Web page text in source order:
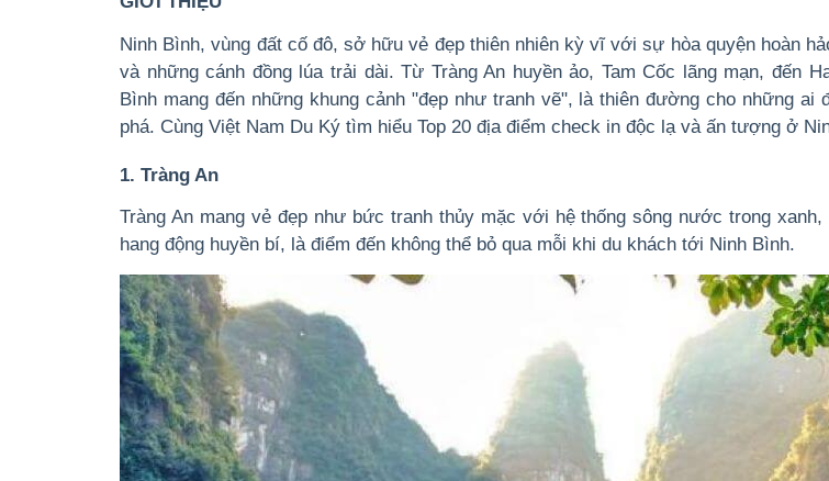
Ninh Bình, vùng đất cố đô, sở hữu vẻ đẹp thiên nhiên kỳ vĩ với sự hòa quyện hoàn
và những cánh đồng lúa trải dài. Từ Tràng An huyền ảo, Tam Cốc lãng mạn, đến
Bình mang đến những khung cảnh "đẹp như tranh vẽ", là thiên đường cho những ai
phá. Cùng Việt Nam Du Ký tìm hiểu Top 20 địa điểm check in độc lạ và ấn tượng ở
1. Tràng An
Tràng An mang vẻ đẹp như bức tranh thủy mặc với hệ thống sông nước trong
hang động huyền bí, là điểm đến không thể bỏ qua mỗi khi du khách tới Ninh Bình.